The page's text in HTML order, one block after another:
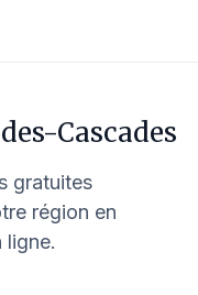
Cascades
gratuites
région en
ligne.